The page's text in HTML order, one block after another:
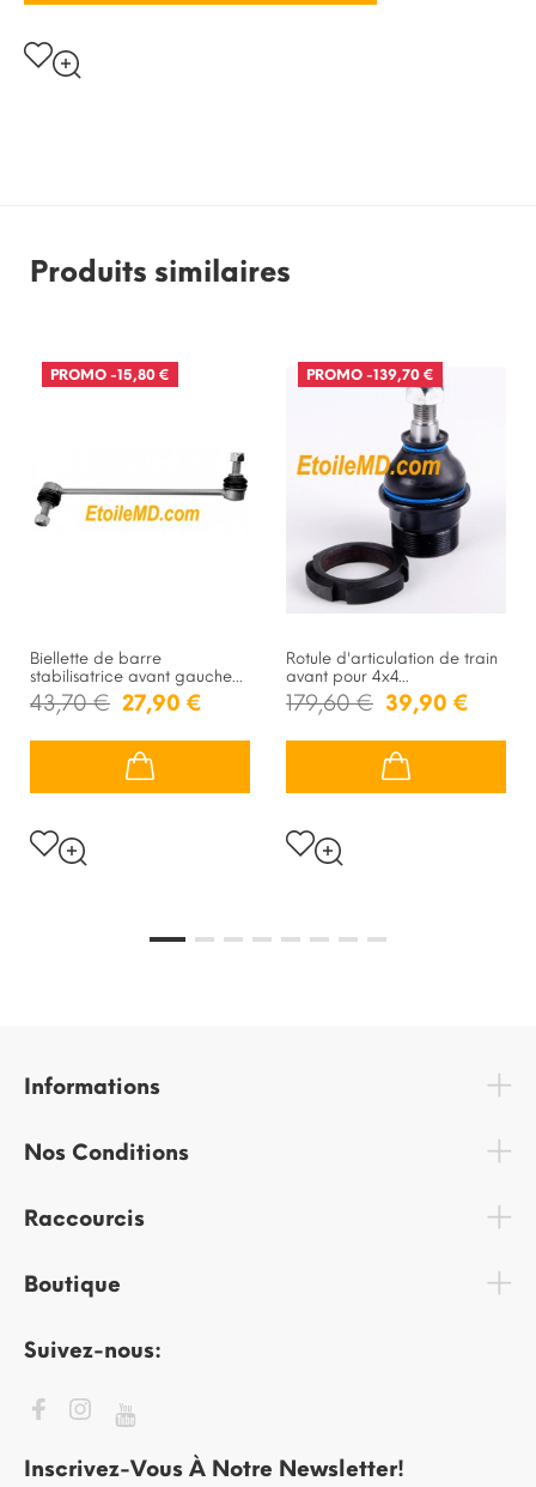
Produits similaires
PROMO -15,80 €
Biellette de barre
stabilisatrice avant gauche...
43,70 € 27,90 €
PROMO -139,70 €
Rotule d'articulation de train
avant pour 4x4...
179,60 € 39,90 €
Informations
Nos Conditions
Raccourcis
Boutique
Suivez-nous:
Inscrivez-Vous À Notre Newsletter!